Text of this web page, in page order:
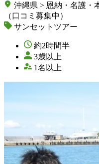
沖縄県 > 恩納・名護・
（口コミ募集中）
サンセットツアー
約2時間半
3歳以上
1名以上